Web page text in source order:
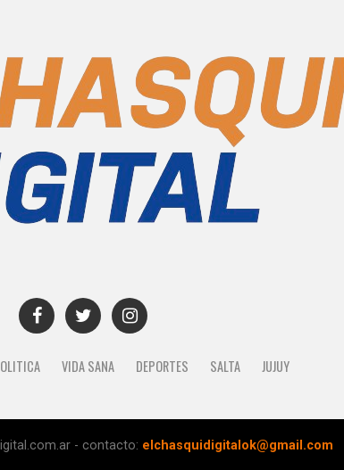
VIDA SANA DEPORTES SALTA JUJUY
- contacto: elchasquidigitalok@gmail.com